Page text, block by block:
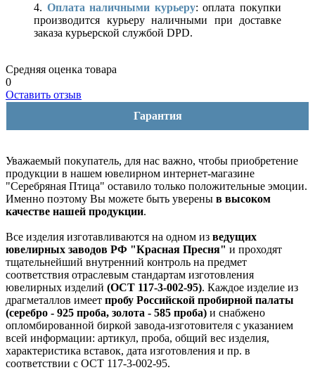
4. Оплата наличными курьеру: оплата покупки
производится курьеру наличными при доставке
заказа курьерской службой DPD.
Средняя оценка товара
0
Оставить отзыв
Гарантия
Уважаемый покупатель, для нас важно, чтобы приобретение
продукции в нашем ювелирном интернет-магазине
"Серебряная Птица" оставило только положительные эмоции.
Именно поэтому Вы можете быть уверены в высоком
качестве нашей продукции.
Все изделия изготавливаются на одном из ведущих
ювелирных заводов РФ "Красная Пресня" и проходят
тщательнейший внутренний контроль на предмет
соответствия отраслевым стандартам изготовления
ювелирных изделий (ОСТ 117-3-002-95). Каждое изделие из
драгметаллов имеет пробу Российской пробирной палаты
(серебро - 925 проба, золота - 585 проба) и снабжено
опломбированной биркой завода-изготовителя с указанием
всей информации: артикул, проба, общий вес изделия,
характеристика вставок, дата изготовления и пр. в
соответствии с ОСТ 117-3-002-95.